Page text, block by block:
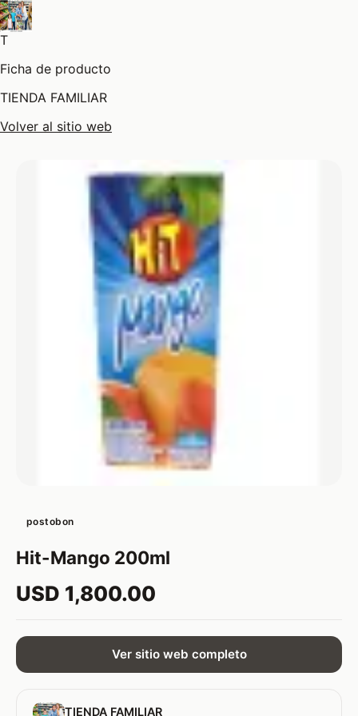
T
Ficha de producto
TIENDA FAMILIAR
Volver al sitio web
postobon
Hit-Mango 200ml
USD 1,800.00
Ver sitio web completo
TIENDA FAMILIAR